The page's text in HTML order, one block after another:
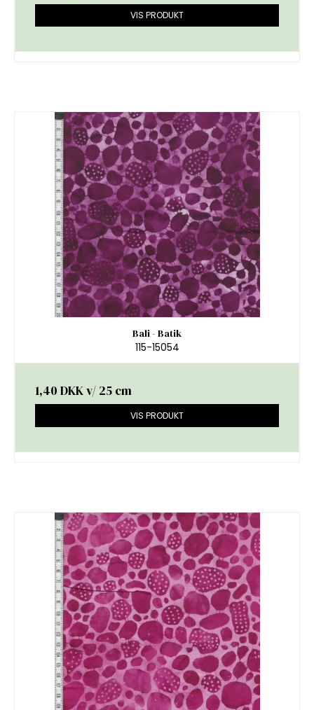
VIS PRODUKT
Bali - Batik
115-15054
1,40 DKKv/ 25 cm
VIS PRODUKT